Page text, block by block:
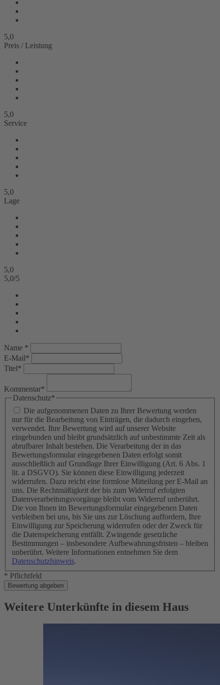
5,0
Preis / Leistung
5,0
Service
5,0
Lage
5,0
5,0/5
Name *
E-Mail*
Titel*
Kommentar*
Datenschutz*
Die aufgenommenen Daten zu Ihrer Bewertung werden
nur für die Bearbeitung von Einträgen, die dadurch eingehen,
verwendet. Ihre Bewertung wird auf unserer Website
eingebunden und bleibt grundsätzlich auf unbestimmte Zeit als
abrufbarer Inhalt bestehen. Die Verarbeitung der in das
Bewertungsformular eingegebenen Daten erfolgt somit
ausschließlich auf Grundlage Ihrer Einwilligung (Art. 6 Abs. 1
lit. a DSGVO). Sie können diese Einwilligung jederzeit
widerrufen. Dazu reicht eine formlose Mitteilung per E-Mail an
uns. Die Rechtmäßigkeit der bis zum Widerruf erfolgten
Datenverarbeitungsvorgänge bleibt vom Widerruf unberührt.
Die von Ihnen im Bewertungsformular eingegebenen Daten
verbleiben bei uns, bis Sie uns zur Löschung auffordern, Ihre
Einwilligung zur Speicherung widerrufen oder der Zweck für
die Datenspeicherung entfällt. Zwingende gesetzliche
Bestimmungen – insbesondere Aufbewahrungsfristen – bleiben
unberührt. Weitere Informationen entnehmen Sie dem
Datenschutzhinweis.
* Pflichtfeld
Bewertung abgeben
Weitere Unterkünfte in diesem Haus